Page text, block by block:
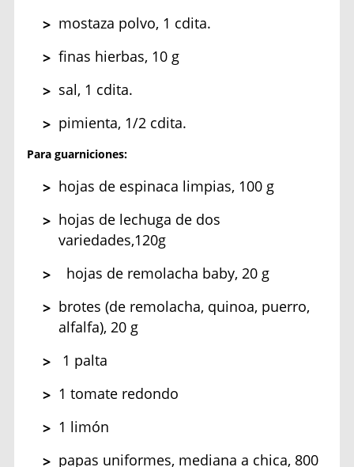
mostaza polvo, 1 cdita.
finas hierbas, 10 g
sal, 1 cdita.
pimienta, 1/2 cdita.
Para guarniciones:
hojas de espinaca limpias, 100 g
hojas de lechuga de dos
variedades,120g
hojas de remolacha baby, 20 g
brotes (de remolacha, quinoa, puerro,
alfalfa), 20 g
1 palta
1 tomate redondo
1 limón
papas uniformes, mediana a chica, 800